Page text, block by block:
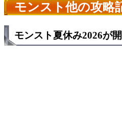
モンスト他の攻略
モンスト夏休み2026が開